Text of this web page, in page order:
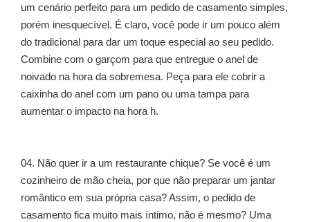
um cenário perfeito para um pedido de casamento simples,
porém inesquecível. É claro, você pode ir um pouco além
do tradicional para dar um toque especial ao seu pedido.
Combine com o garçom para que entregue o anel de
noivado na hora da sobremesa. Peça para ele cobrir a
caixinha do anel com um pano ou uma tampa para
aumentar o impacto na hora h.
04. Não quer ir a um restaurante chique? Se você é um
cozinheiro de mão cheia, por que não preparar um jantar
romântico em sua própria casa? Assim, o pedido de
casamento fica muito mais íntimo, não é mesmo? Uma